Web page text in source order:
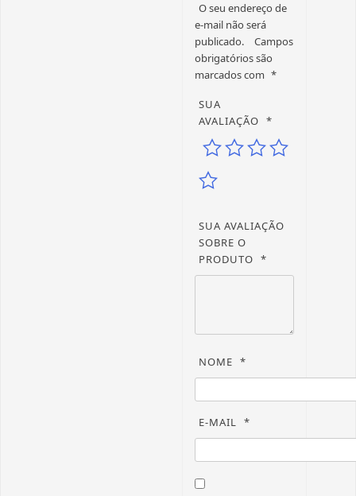
O seu endereço de
e-mail não será
publicado.
Campos
obrigatórios são
marcados com *
SUA
AVALIAÇÃO *
SUA AVALIAÇÃO
SOBRE O
PRODUTO *
NOME *
E-MAIL *